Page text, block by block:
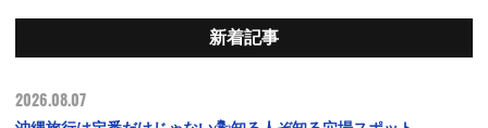
新着記事
2026.08.07